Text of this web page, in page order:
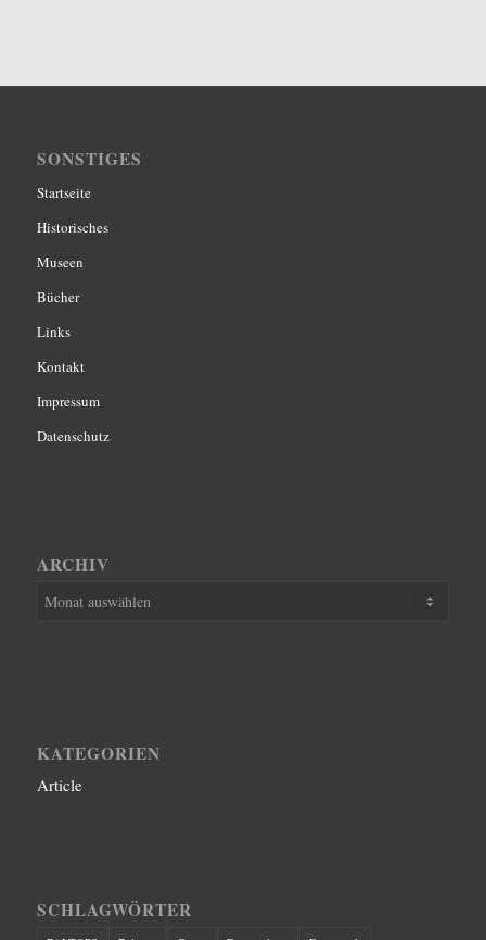
SONSTIGES
Startseite
Historisches
Museen
Bücher
Links
Kontakt
Impressum
Datenschutz
ARCHIV
KATEGORIEN
Article
SCHLAGWÖRTER